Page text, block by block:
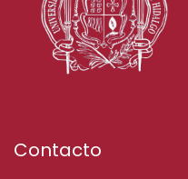
Contacto